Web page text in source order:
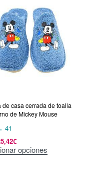
de casa cerrada de toalla
de Mickey Mouse
41
€
opciones